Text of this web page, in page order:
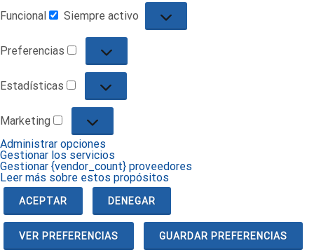
Funcional
Funcional
Siempre activo
Preferencias
Preferencias
Estadísticas
Estadísticas
Marketing
Marketing
Administrar opciones
Gestionar los servicios
Gestionar {vendor_count} proveedores
Leer más sobre estos propósitos
ACEPTAR DENEGAR
VER PREFERENCIAS GUARDAR PREFERENCIAS